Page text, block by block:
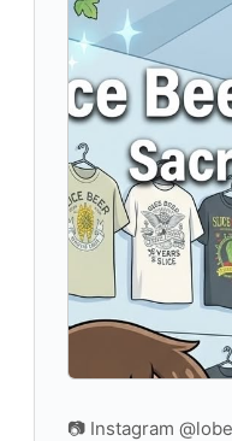
📷 Instagram